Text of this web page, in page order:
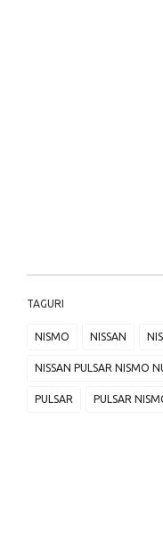
TAGURI
NISMO NISSAN
NISSAN PULSAR NISMO
PULSAR PULSAR